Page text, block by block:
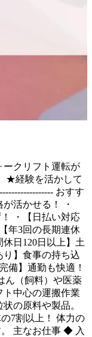
クリフト運転が
★経験を活かして
おすす
活かせる！ ・
・【日払い対応
年3回の長期連休
日120日以上】土
り】食事の持ち込
備】通勤も快適！
ん（飼料）や医薬
中心の運搬作業
の原料や製品。
7割以上！ 体力の
主なお仕事 ◆ 入